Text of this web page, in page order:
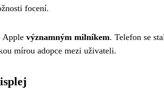
focení.
Apple významným milníkem. Telefon se
mírou adopce mezi uživateli.